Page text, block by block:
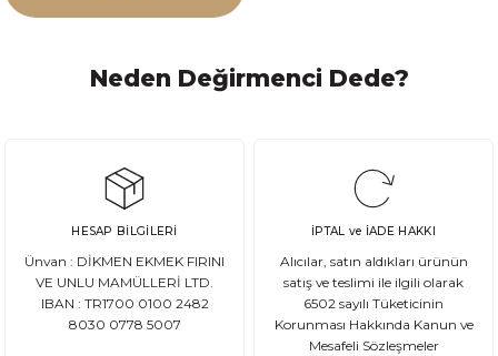
Neden Değirmenci Dede?
HESAP BİLGİLERİ
Ünvan : DİKMEN EKMEK FIRINI
VE UNLU MAMÜLLERİ LTD.
IBAN : TR1700 0100 2482
8030 0778 5007
İPTAL ve İADE HAKKI
Alıcılar, satın aldıkları ürünün
satış ve teslimi ile ilgili olarak
6502 sayılı Tüketicinin
Korunması Hakkında Kanun ve
Mesafeli Sözleşmeler